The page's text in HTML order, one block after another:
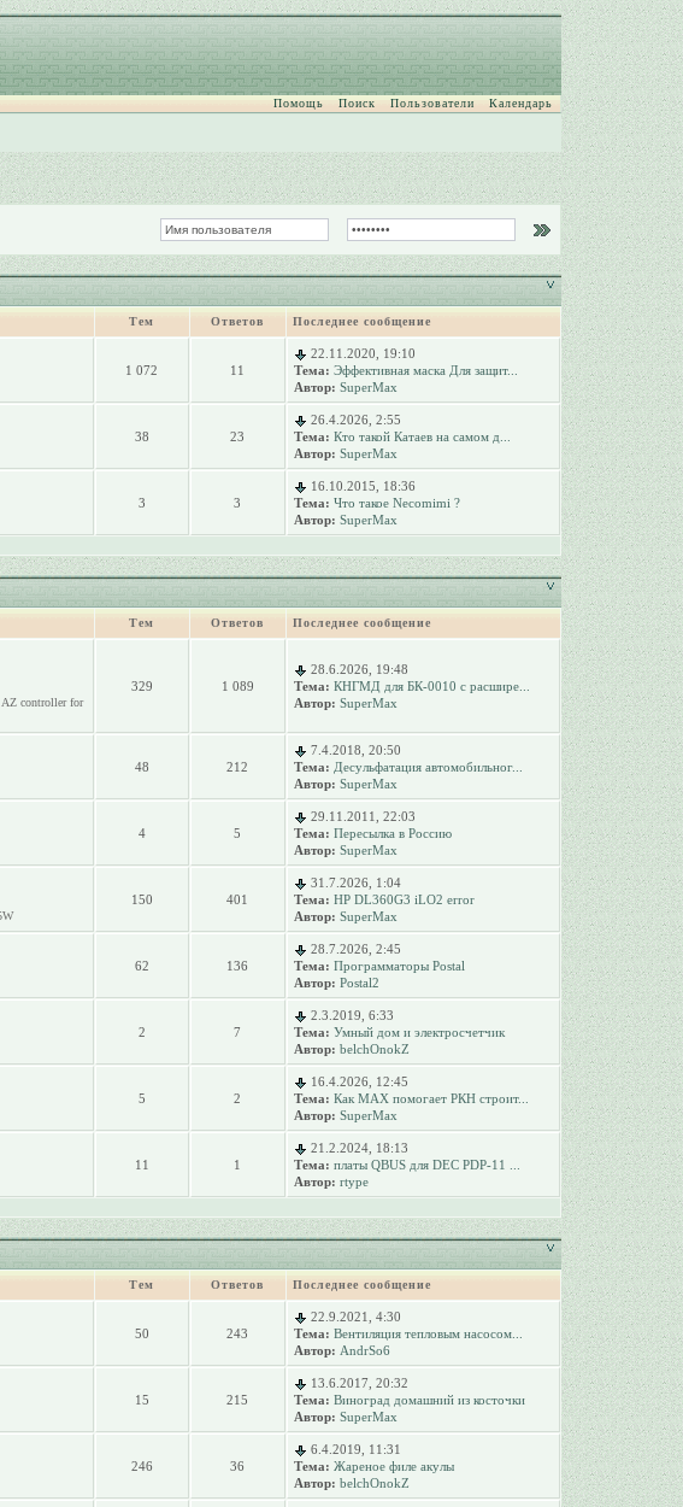
Помощь Поиск Пользователи Календарь
Тем Ответов Последнее сообщение
1 072 11
22.11.2020, 19:10
Тема: Эффективная маска Для защит...
Автор: SuperMax
38 23
26.4.2026, 2:55
Тема: Кто такой Катаев на самом д...
Автор: SuperMax
3 3
16.10.2015, 18:36
Тема: Что такое Necomimi ?
Автор: SuperMax
Тем Ответов Последнее сообщение
AZ controller for
329 1 089
28.6.2026, 19:48
Тема: КНГМД для БК-0010 с расшире...
Автор: SuperMax
48 212
7.4.2018, 20:50
Тема: Десульфатация автомобильног...
Автор: SuperMax
4 5
29.11.2011, 22:03
Тема: Пересылка в Россию
Автор: SuperMax
150 401
31.7.2026, 1:04
Тема: HP DL360G3 iLO2 error
Автор: SuperMax
62 136
28.7.2026, 2:45
Тема: Программаторы Postal
Автор: Postal2
2 7
2.3.2019, 6:33
Тема: Умный дом и электросчетчик
Автор: belchOnokZ
5 2
16.4.2026, 12:45
Тема: Как MAX помогает РКН строит...
Автор: SuperMax
11 1
21.2.2024, 18:13
Тема: платы QBUS для DEC PDP-11 ...
Автор: rtype
Тем Ответов Последнее сообщение
50 243
22.9.2021, 4:30
Тема: Вентиляция тепловым насосом...
Автор: AndrSo6
15 215
13.6.2017, 20:32
Тема: Виноград домашний из косточки
Автор: SuperMax
246 36
6.4.2019, 11:31
Тема: Жареное филе акулы
Автор: belchOnokZ